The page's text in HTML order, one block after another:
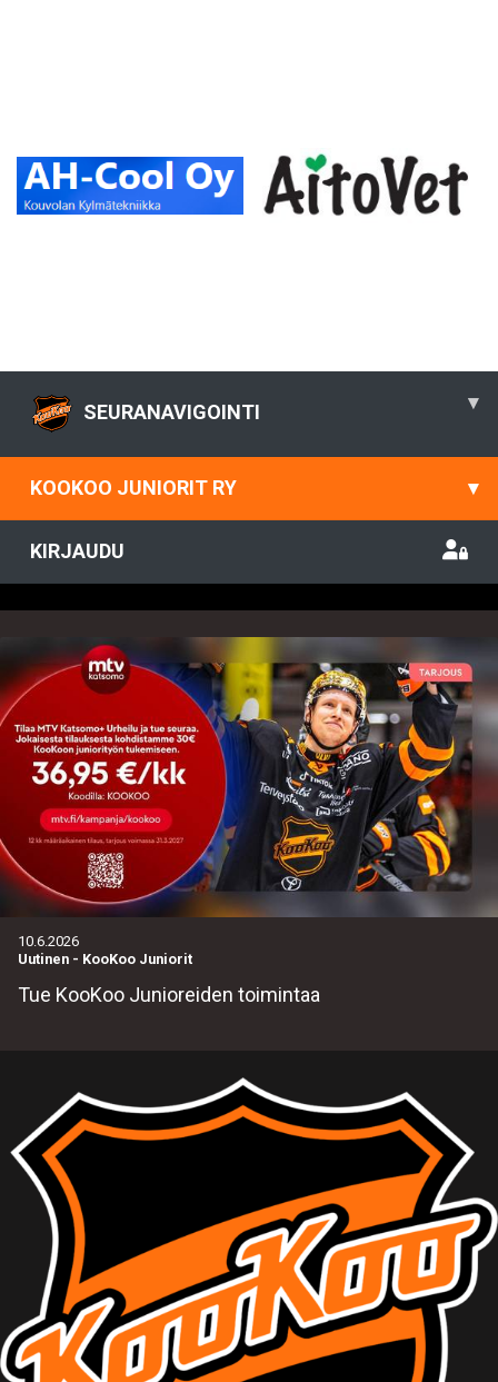
SEURANAVIGOINTI ▾
KOOKOO JUNIORIT RY ▾
KIRJAUDU
10.6.2026
Uutinen - KooKoo Juniorit
Tue KooKoo Junioreiden toimintaa